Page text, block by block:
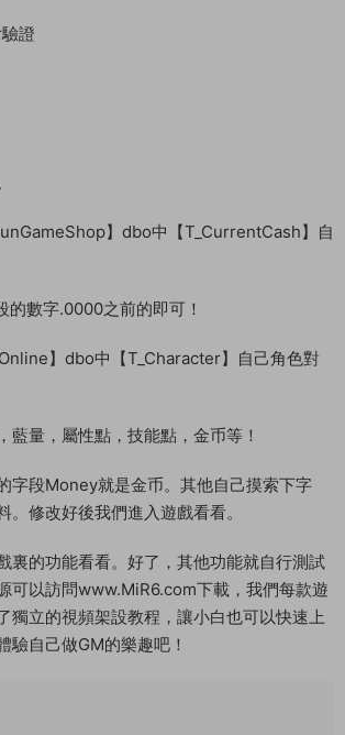
證
】dbo中【T_CurrentCash】自
數字.0000之前的即可！
】dbo中【T_Character】自己角色對
藍量，屬性點，技能點，金币等！
段Money就是金币。其他自己摸索下字
。修改好後我們進入遊戲看看。
裏的功能看看。好了，其他功能就自行測試
可以訪問www.MiR6.com下載，我們每款遊
獨立的視頻架設教程，讓小白也可以快速上
驗自己做GM的樂趣吧！